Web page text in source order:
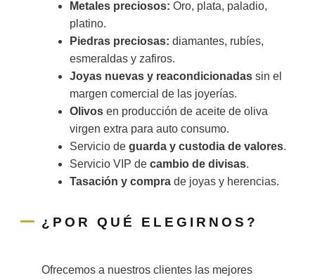
Metales preciosos: Oro, plata, paladio,
platino.
Piedras preciosas: diamantes, rubíes,
esmeraldas y zafiros.
Joyas nuevas y reacondicionadas sin el
margen comercial de las joyerías.
Olivos en producción de aceite de oliva
virgen extra para auto consumo.
Servicio de guarda y custodia de valores.
Servicio VIP decambio de divisas.
Tasación y compra de joyas y herencias.
¿POR QUÉ ELEGIRNOS?
Ofrecemos a nuestros clientes las mejores